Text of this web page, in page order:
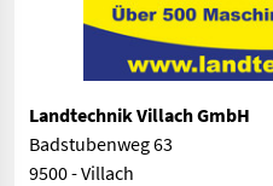
Landtechnik Villach GmbH
Badstubenweg 63
9500 - Villach